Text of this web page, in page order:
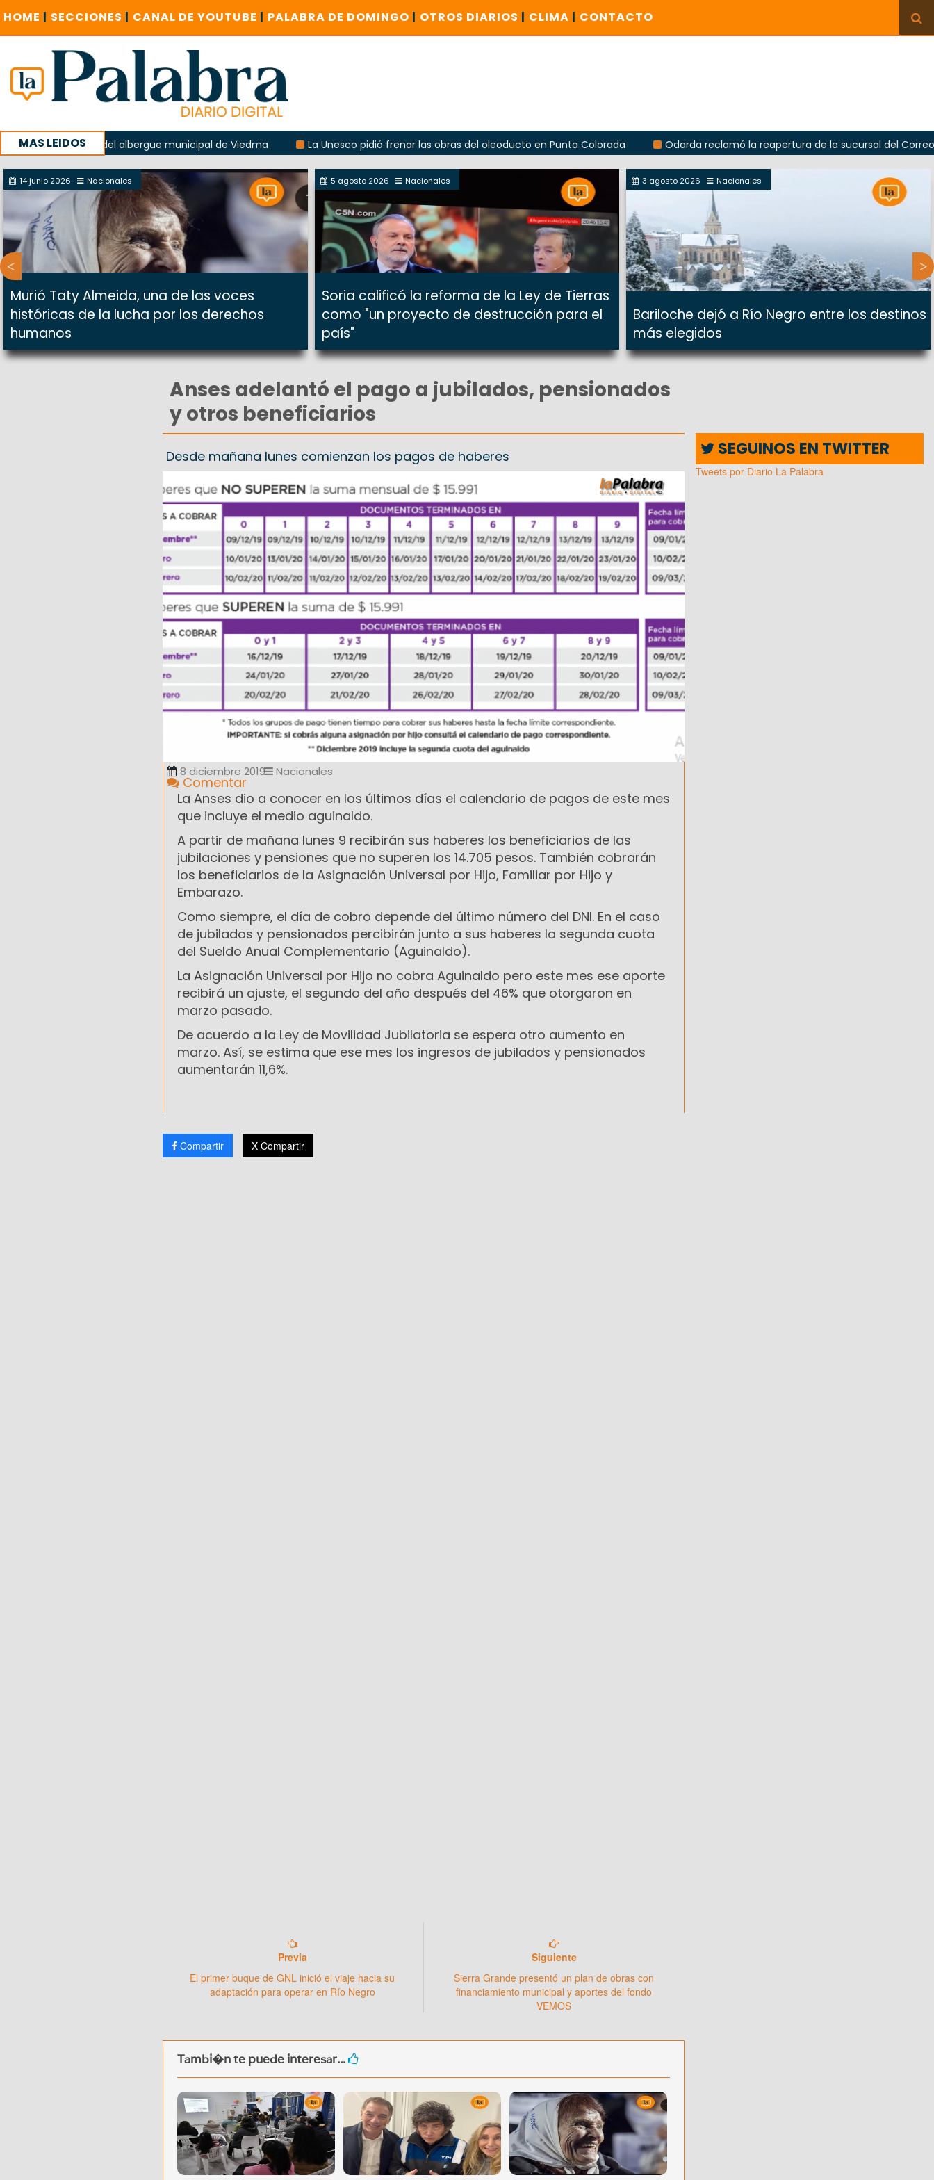
HOME | SECCIONES | CANAL DE YOUTUBE | PALABRA DE DOMINGO | OTROS DIARIOS | CLIMA | CONTACTO
MAS LEIDOS
explosión del albergue municipal de Viedma La Unesco pidió frenar las obras del oleoducto en Punta Colorada
Odarda reclamó la reapertura de la sucursal del Correo
con un encuentro provincial en Roca
14 junio 2026 Nacionales
Murió Taty Almeida, una de las voces
históricas de la lucha por los derechos
humanos
5 agosto 2026 Nacionales
Soria calificó la reforma de la Ley de Tierras
como "un proyecto de destrucción para el
país"
3 agosto 2026 Nacionales
Bariloche dejó a Río Negro entre los destinos
más elegidos
Anses adelantó el pago a jubilados, pensionados
y otros beneficiarios
Desde mañana lunes comienzan los pagos de haberes
8 diciembre 2019 Nacionales
Comentar
La Anses dio a conocer en los últimos días el calendario de pagos de este mes
que incluye el medio aguinaldo.
A partir de mañana lunes 9 recibirán sus haberes los beneficiarios de las
jubilaciones y pensiones que no superen los 14.705 pesos. También cobrarán
los beneficiarios de la Asignación Universal por Hijo, Familiar por Hijo y
Embarazo.
Como siempre, el día de cobro depende del último número del DNI. En el caso
de jubilados y pensionados percibirán junto a sus haberes la segunda cuota
del Sueldo Anual Complementario (Aguinaldo).
La Asignación Universal por Hijo no cobra Aguinaldo pero este mes ese aporte
recibirá un ajuste, el segundo del año después del 46% que otorgaron en
marzo pasado.
De acuerdo a la Ley de Movilidad Jubilatoria se espera otro aumento en
marzo. Así, se estima que ese mes los ingresos de jubilados y pensionados
aumentarán 11,6%.
Compartir X Compartir
Previa
El primer buque de GNL inició el viaje hacia su
adaptación para operar en Río Negro
Siguiente
Sierra Grande presentó un plan de obras con
financiamiento municipal y aportes del fondo
VEMOS
Tambi�n te puede interesar...
SEGUINOS EN TWITTER
Tweets por Diario La Palabra